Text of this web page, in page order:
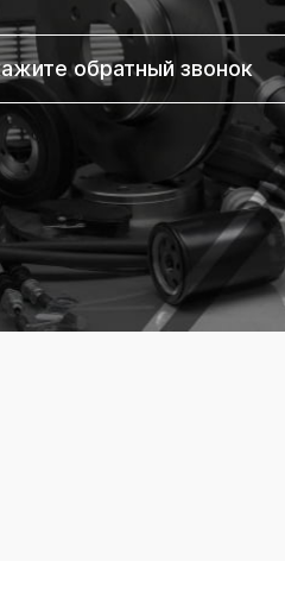
Закажите обратный звонок